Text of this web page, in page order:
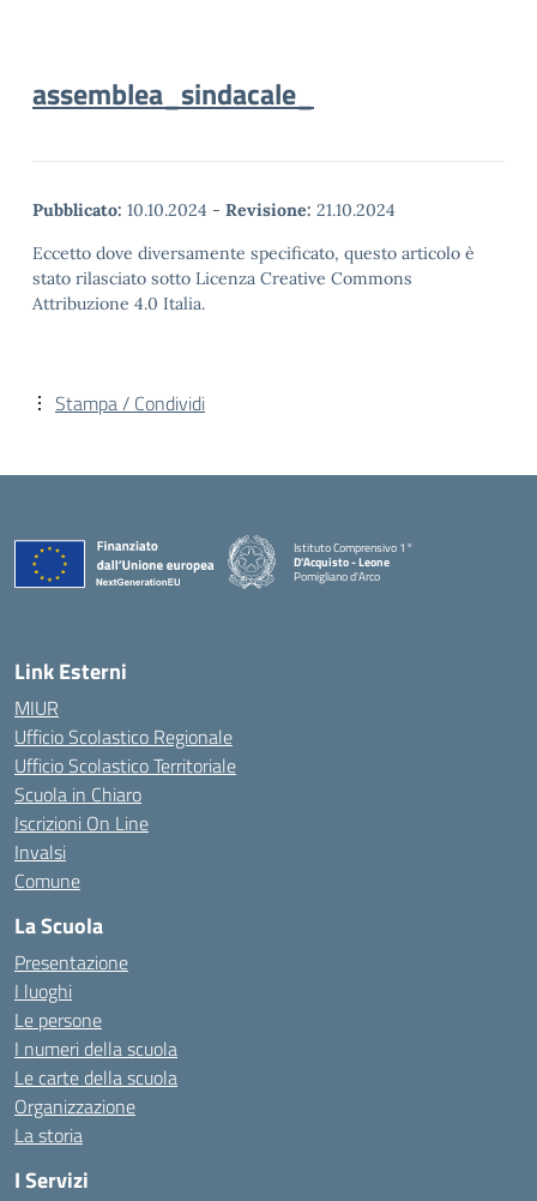
assemblea_sindacale_
Pubblicato: 10.10.2024 - Revisione: 21.10.2024
Eccetto dove diversamente specificato, questo articolo è
stato rilasciato sotto Licenza Creative Commons
Attribuzione 4.0 Italia.
Stampa / Condividi
Istituto Comprensivo 1°
D'Acquisto - Leone
Pomigliano d'Arco
— Visita la pagina iniziale della scuola
Link Esterni
MIUR
Ufficio Scolastico Regionale
Ufficio Scolastico Territoriale
Scuola in Chiaro
Iscrizioni On Line
Invalsi
Comune
La Scuola
Presentazione
I luoghi
Le persone
I numeri della scuola
Le carte della scuola
Organizzazione
La storia
I Servizi